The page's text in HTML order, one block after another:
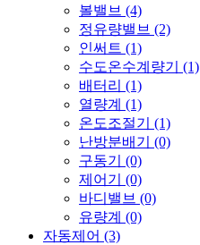
볼밸브 (4)
정유량밸브 (2)
인써트 (1)
수도온수계량기 (1)
배터리 (1)
열량계 (1)
온도조절기 (1)
난방분배기 (0)
구동기 (0)
제어기 (0)
바디밸브 (0)
유량계 (0)
자동제어 (3)